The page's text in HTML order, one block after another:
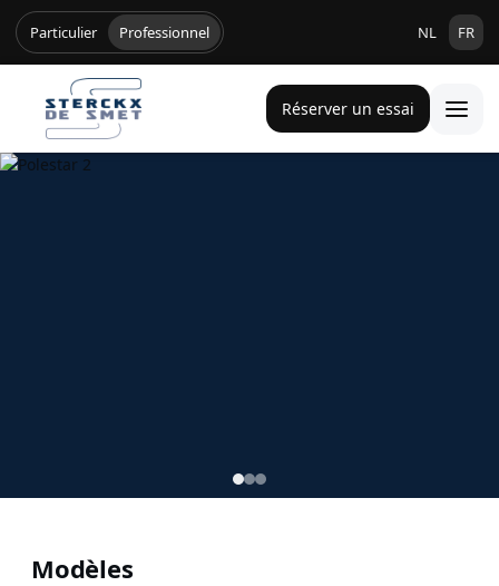
Particulier Professionnel NL FR
Réserver un essai
Modèles